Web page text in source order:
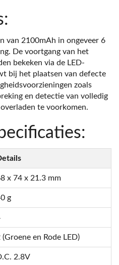
van 2100mAh in ongeveer 6
De voortgang van het
bekeken via de LED-
bij het plaatsen van defecte
zoals
en detectie van volledig
te voorkomen.
x 74 x 21.3 mm
g
(Groene en Rode LED)
2.8V